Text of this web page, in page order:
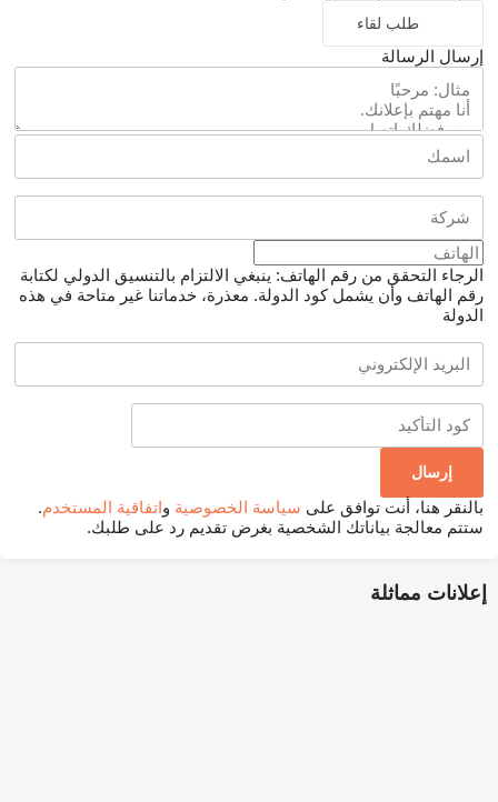
طلب لقاء
إرسال الرسالة
الرجاء التحقق من رقم الهاتف: ينبغي الالتزام بالتنسيق الدولي لكتابة
رقم الهاتف وأن يشمل كود الدولة. معذرة، خدماتنا غير متاحة في هذه
الدولة
بالنقر هنا، أنت توافق على سياسة الخصوصية واتفاقية المستخدم.
ستتم معالجة بياناتك الشخصية بغرض تقديم رد على طلبك.
إعلانات مماثلة